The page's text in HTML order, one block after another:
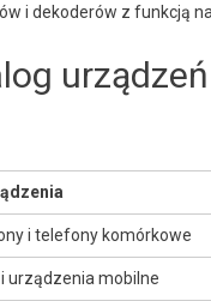
i dekoderów z funkcją
i telefony komórkowe
urządzenia mobilne